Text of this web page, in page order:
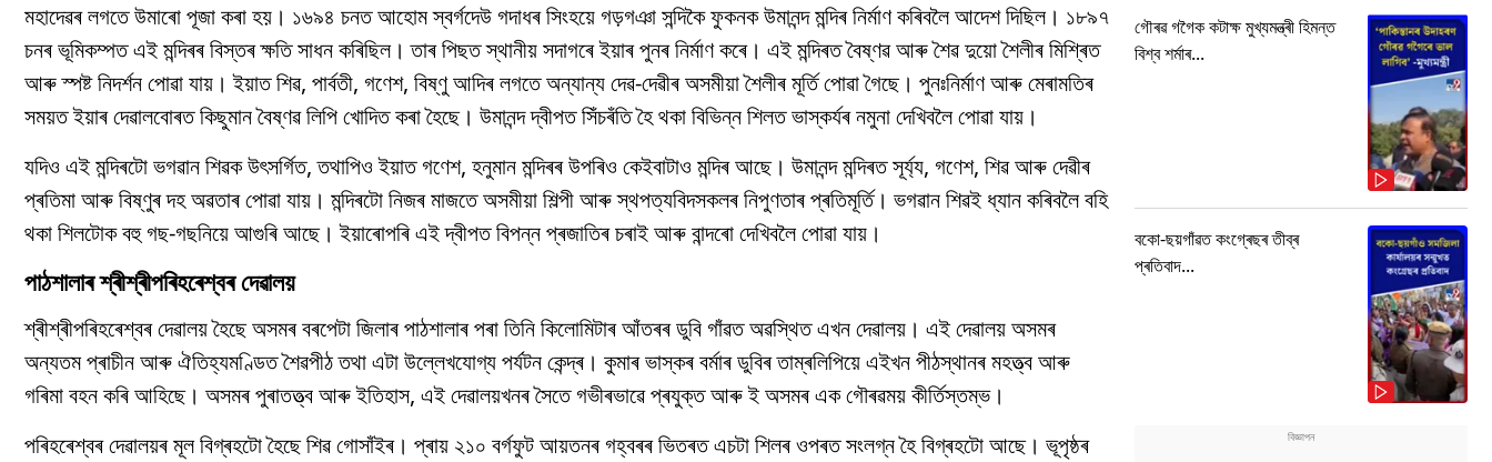
মহাদেৱৰ লগতে উমাৰো পূজা কৰা হয়। ১৬৯৪ চনত আহোম স্বৰ্গদেউ গদাধৰ সিংহয়ে গড়গঞা সন্দিকৈ ফুকনক উমানন্দ মন্দিৰ নিৰ্মাণ কৰিবলৈ আদেশ দিছিল। ১৮৯৭
চনৰ ভূমিকম্পত এই মন্দিৰৰ বিস্তৰ ক্ষতি সাধন কৰিছিল। তাৰ পিছত স্থানীয় সদাগৰে ইয়াৰ পুনৰ নিৰ্মাণ কৰে। এই মন্দিৰত বৈষ্ণৱ আৰু শৈৱ দুয়ো শৈলীৰ মিশ্ৰিত
আৰু স্পষ্ট নিদৰ্শন পোৱা যায়। ইয়াত শিৱ, পাৰ্বতী, গণেশ, বিষ্ণু আদিৰ লগতে অন্যান্য দেৱ-দেৱীৰ অসমীয়া শৈলীৰ মূৰ্তি পোৱা গৈছে। পুনঃনিৰ্মাণ আৰু মেৰামতিৰ
সময়ত ইয়াৰ দেৱালবোৰত কিছুমান বৈষ্ণৱ লিপি খোদিত কৰা হৈছে। উমানন্দ দ্বীপত সিঁচৰঁতি হৈ থকা বিভিন্ন শিলত ভাস্কৰ্যৰ নমুনা দেখিবলৈ পোৱা যায়।
যদিও এই মন্দিৰটো ভগৱান শিৱক উৎসৰ্গিত, তথাপিও ইয়াত গণেশ, হনুমান মন্দিৰৰ উপৰিও কেইবাটাও মন্দিৰ আছে। উমানন্দ মন্দিৰত সূৰ্য্য, গণেশ, শিৱ আৰু দেৱীৰ
প্ৰতিমা আৰু বিষ্ণুৰ দহ অৱতাৰ পোৱা যায়। মন্দিৰটো নিজৰ মাজতে অসমীয়া শিল্পী আৰু স্থপত্যবিদসকলৰ নিপুণতাৰ প্ৰতিমূৰ্তি। ভগৱান শিৱই ধ্যান কৰিবলৈ বহি
থকা শিলটোক বহু গছ-গছনিয়ে আগুৰি আছে। ইয়াৰোপৰি এই দ্বীপত বিপন্ন প্ৰজাতিৰ চৰাই আৰু বান্দৰো দেখিবলৈ পোৱা যায়।
পাঠশালাৰ শ্ৰীশ্ৰীপৰিহৰেশ্বৰ দেৱালয়
শ্ৰীশ্ৰীপৰিহৰেশ্বৰ দেৱালয় হৈছে অসমৰ বৰপেটা জিলাৰ পাঠশালাৰ পৰা তিনি কিলোমিটাৰ আঁতৰৰ ডুবি গাঁৱত অৱস্থিত এখন দেৱালয়। এই দেৱালয় অসমৰ
অন্যতম প্ৰাচীন আৰু ঐতিহ্যমণ্ডিত শৈৱপীঠ তথা এটা উল্লেখযোগ্য পৰ্যটন কেন্দ্ৰ। কুমাৰ ভাস্কৰ বৰ্মাৰ ডুবিৰ তাম্ৰলিপিয়ে এইখন পীঠস্থানৰ মহত্ত্ব আৰু
গৰিমা বহন কৰি আহিছে। অসমৰ পুৰাতত্ত্ব আৰু ইতিহাস, এই দেৱালয়খনৰ সৈতে গভীৰভাৱে প্ৰযুক্ত আৰু ই অসমৰ এক গৌৰৱময় কীৰ্তিস্তম্ভ।
পৰিহৰেশ্বৰ দেৱালয়ৰ মূল বিগ্ৰহটো হৈছে শিৱ গোসাঁইৰ। প্ৰায় ২১০ বৰ্গফুট আয়তনৰ গহ্বৰৰ ভিতৰত এচটা শিলৰ ওপৰত সংলগ্ন হৈ বিগ্ৰহটো আছে। ভূপৃষ্ঠৰ
গৌৰৱ গগৈক কটাক্ষ মুখ্যমন্ত্ৰী হিমন্ত
বিশ্ব শৰ্মাৰ...
বকো-ছয়গাঁৱত কংগ্ৰেছৰ তীব্ৰ
প্ৰতিবাদ...